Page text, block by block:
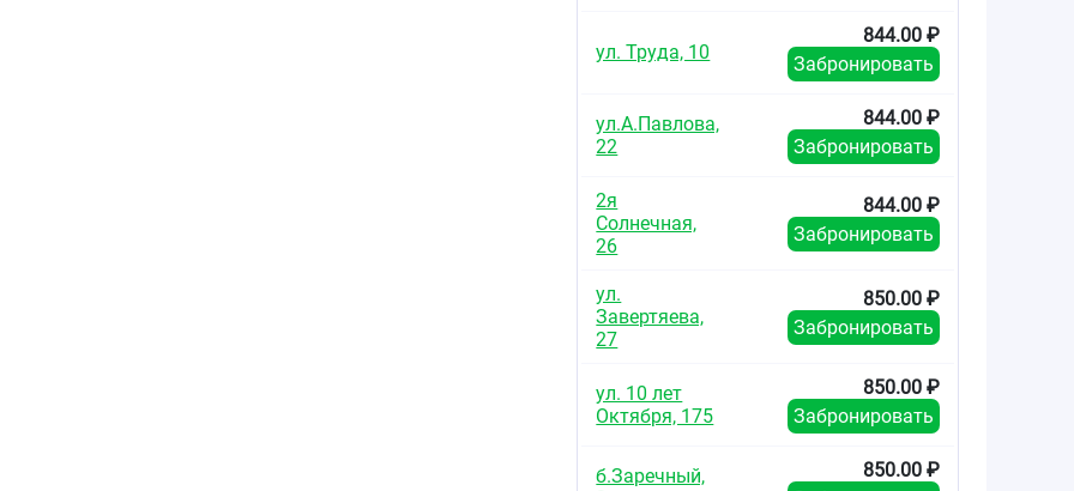
ул. Труда, 10
844.00 ₽
Забронировать
ул.А.Павлова,
22
844.00 ₽
Забронировать
2я
Солнечная,
26
844.00 ₽
Забронировать
ул.
Завертяева,
27
850.00 ₽
Забронировать
ул. 10 лет
Октября, 175
850.00 ₽
Забронировать
б.Заречный,
850.00 ₽